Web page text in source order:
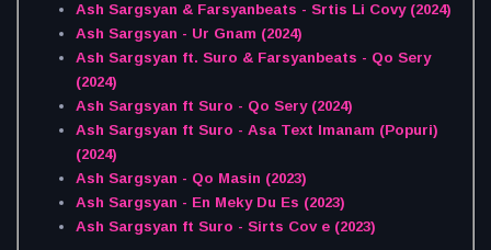
Ash Sargsyan & Farsyanbeats - Srtis Li Covy (2024)
Ash Sargsyan - Ur Gnam (2024)
Ash Sargsyan ft. Suro & Farsyanbeats - Qo Sery
(2024)
Ash Sargsyan ft Suro - Qo Sery (2024)
Ash Sargsyan ft Suro - Asa Text Imanam (Popuri)
(2024)
Ash Sargsyan - Qo Masin (2023)
Ash Sargsyan - En Meky Du Es (2023)
Ash Sargsyan ft Suro - Sirts Cov e (2023)